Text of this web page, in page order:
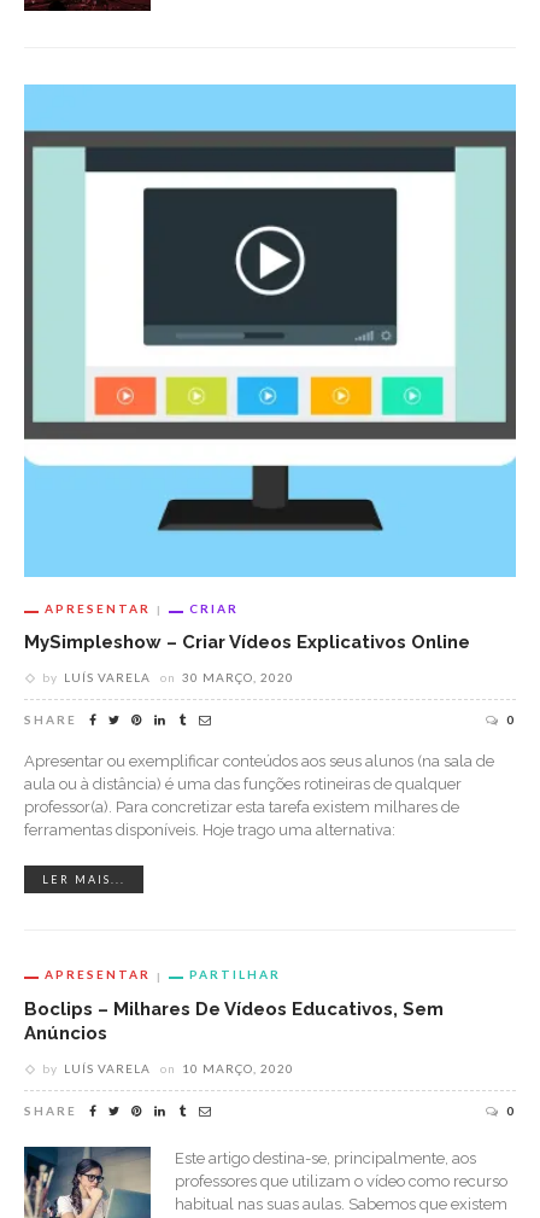
APRESENTAR CRIAR
MySimpleshow – Criar Vídeos Explicativos Online
by LUÍS VARELA on 30 MARÇO, 2020
SHARE 0
Apresentar ou exemplificar conteúdos aos seus alunos (na sala de
aula ou à distância) é uma das funções rotineiras de qualquer
professor(a). Para concretizar esta tarefa existem milhares de
ferramentas disponíveis. Hoje trago uma alternativa:
LER MAIS...
APRESENTAR PARTILHAR
Boclips – Milhares De Vídeos Educativos, Sem
Anúncios
by LUÍS VARELA on 10 MARÇO, 2020
SHARE 0
Este artigo destina-se, principalmente, aos
professores que utilizam o vídeo como recurso
habitual nas suas aulas. Sabemos que existem